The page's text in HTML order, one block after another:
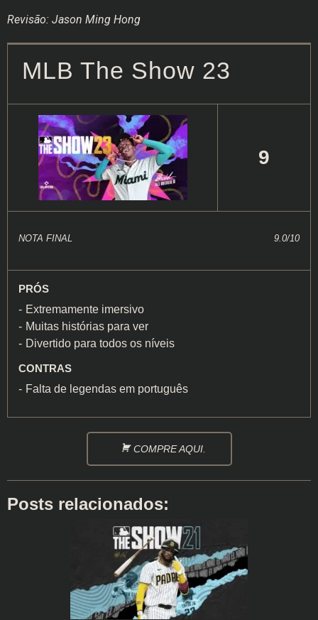
Revisão: Jason Ming Hong
MLB The Show 23
9
NOTA FINAL 9.0/10
PRÓS
Extremamente imersivo
Muitas histórias para ver
Divertido para todos os níveis
CONTRAS
Falta de legendas em português
COMPRE AQUI.
Posts relacionados: